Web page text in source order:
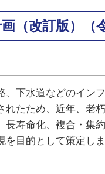
（改訂版）（
下水道などのイン
れたため、近年、老
長寿命化、複合・集
目的として策定しま